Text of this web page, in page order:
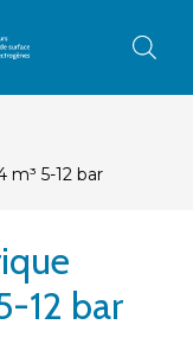
m³ 5-12 bar
12 bar